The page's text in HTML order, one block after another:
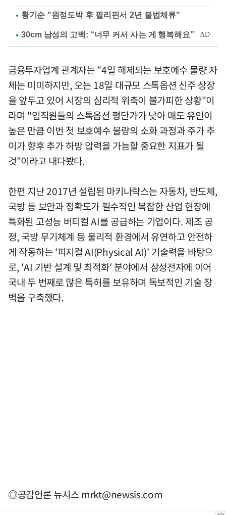
황기순 "원정도박 후 필리핀서 2년 불법체류"
금융투자업계 관계자는 "4일 해제되는 보호예수 물량 자
체는 미미하지만, 오는 18일 대규모 스톡옵션 신주 상장
을 앞두고 있어 시장의 심리적 위축이 불가피한 상황"이
라며 "임직원들의 스톡옵션 평단가가 낮아 매도 유인이
높은 만큼 이번 첫 보호예수 물량의 소화 과정과 주가 추
이가 향후 추가 하방 압력을 가늠할 중요한 지표가 될
것"이라고 내다봤다.
한편 지난 2017년 설립된 마키나락스는 자동차, 반도체,
국방 등 보안과 정확도가 필수적인 복잡한 산업 현장에
특화된 고성능 버티컬 AI를 공급하는 기업이다. 제조 공
정, 국방 무기체계 등 물리적 환경에서 유연하고 안전하
게 작동하는 '피지컬 AI(Physical AI)' 기술력을 바탕으
로, 'AI 기반 설계 및 최적화' 분야에서 삼성전자에 이어
국내 두 번째로 많은 특허를 보유하며 독보적인 기술 장
벽을 구축했다.
◎공감언론 뉴시스mrkt@newsis.com